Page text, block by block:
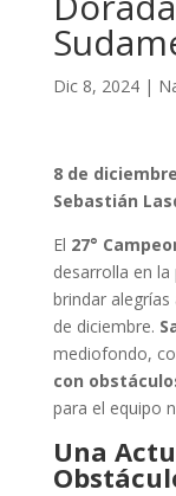
Dic 8, 2024|
8 de
Sebastián
El 27°
desarrolla en
brindar
de diciembre.
mediofondo,
con
para el equipo
Una